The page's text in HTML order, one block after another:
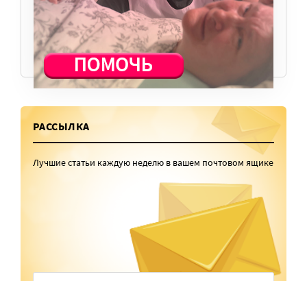
События
ВСЕ СТАТЬИ
РАССЫЛКА
Лучшие статьи каждую неделю в вашем почтовом ящике